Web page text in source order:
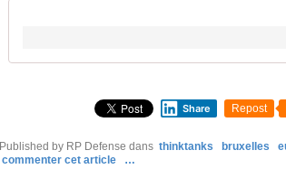
Share Repost
Published by RP Defense dans thinktanks bruxelles
commenter cet article
…